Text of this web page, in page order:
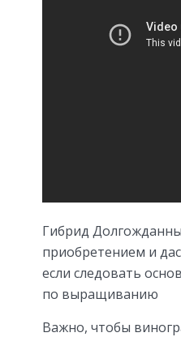
Гибрид
приобретением и
если следовать
по выращиванию
Важно, чтобы